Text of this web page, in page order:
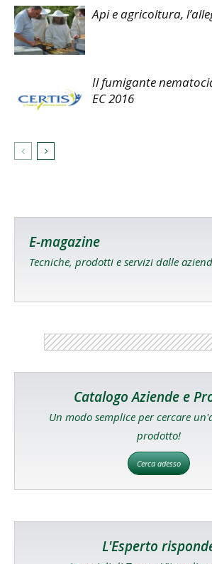
Api e agricoltura,
Il fumigante
EC 2016
E-magazine
Tecniche, prodotti e servizi dalle
Catalogo Aziende e
Un modo semplice per cercare
prodotto!
Cerca adesso
L'Esperto